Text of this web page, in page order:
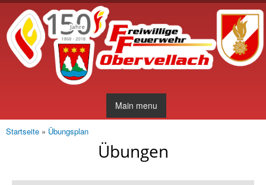
Direkt
zum
Inhalt
Main menu
Sie sind hier
Startseite » Übungsplan
Übungen